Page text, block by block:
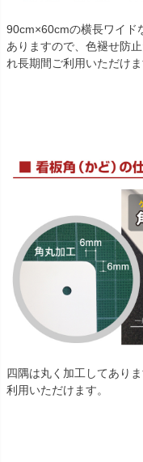
90cm×60cmの横長ワイド
ありますので、色褪せ防
れ長期間ご利用いただけま
四隅は丸く加工してあり
利用いただけます。